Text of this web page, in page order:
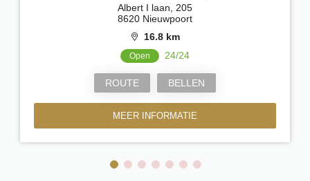
Albert I laan, 205
8620 Nieuwpoort
16.8 km
Open 24/24
ROUTE BELLEN
MEER INFORMATIE